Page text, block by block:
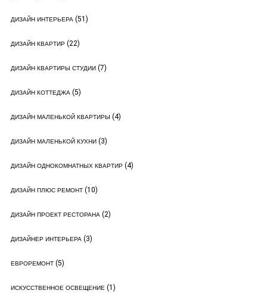
ДИЗАЙН ИНТЕРЬЕРА(51)
ДИЗАЙН КВАРТИР(22)
ДИЗАЙН КВАРТИРЫ СТУДИИ(7)
ДИЗАЙН КОТТЕДЖА(5)
ДИЗАЙН МАЛЕНЬКОЙ КВАРТИРЫ (4)
ДИЗАЙН МАЛЕНЬКОЙ КУХНИ(3)
ДИЗАЙН ОДНОКОМНАТНЫХ КВАРТИР(4)
ДИЗАЙН ПЛЮС РЕМОНТ(10)
ДИЗАЙН ПРОЕКТ РЕСТОРАНА(2)
ДИЗАЙНЕР ИНТЕРЬЕРА(3)
ЕВРОРЕМОНТ(5)
ИСКУССТВЕННОЕ ОСВЕЩЕНИЕ(1)